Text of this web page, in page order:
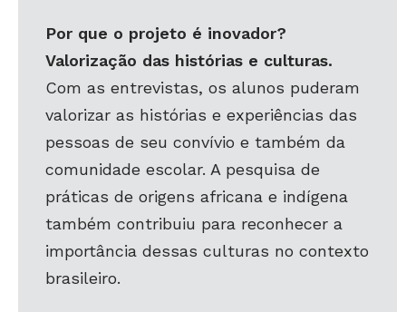
Por que o projeto é inovador?
Valorização das histórias e culturas.
Com as entrevistas, os alunos puderam
valorizar as histórias e experiências das
pessoas de seu convívio e também da
comunidade escolar. A pesquisa de
práticas de origens africana e indígena
também contribuiu para reconhecer a
importância dessas culturas no contexto
brasileiro.